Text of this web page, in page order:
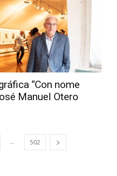
“Con nome
Manuel Otero
... 502